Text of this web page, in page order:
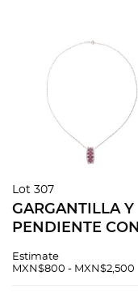
Lot 307
GARGANTILLA Y
PENDIENTE CON
CIRCONIAS EN
Estimate
MXN$800 - MXN$2,500